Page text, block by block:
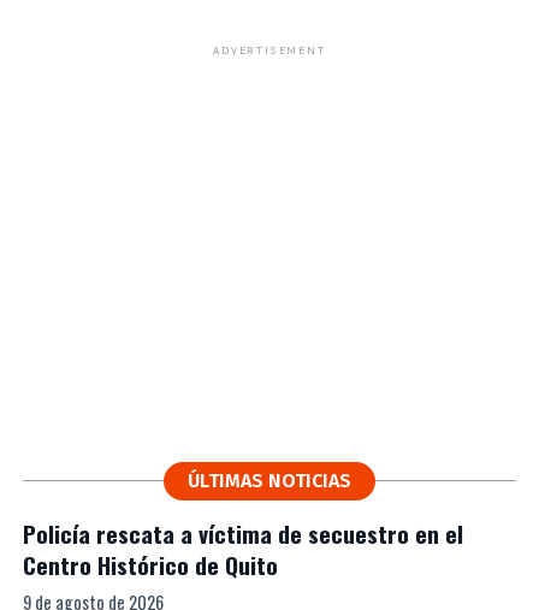
ADVERTISEMENT
ÚLTIMAS NOTICIAS
Policía rescata a víctima de secuestro en el
Centro Histórico de Quito
9 de agosto de 2026